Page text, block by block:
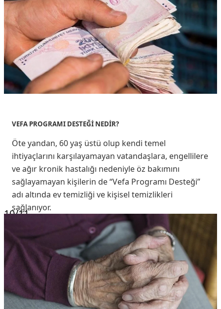
VEFA PROGRAMI DESTEĞİ NEDİR?
Öte yandan, 60 yaş üstü olup kendi temel
ihtiyaçlarını karşılayamayan vatandaşlara, engellilere
ve ağır kronik hastalığı nedeniyle öz bakımını
sağlayamayan kişilerin de “Vefa Programı Desteği”
adı altında ev temizliği ve kişisel temizlikleri
sağlanıyor.
10/11